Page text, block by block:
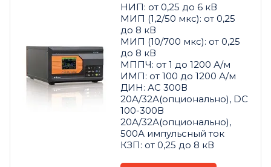
НИП: от 0,25 до 6 кВ
МИП (1,2/50 мкс): от 0,25
до 8 кВ
МИП (10/700 мкс): от 0,25
до 8 кВ
МППЧ: от 1 до 1200 А/м
ИМП: от 100 до 1200 А/м
ДИН: АС 300В
20А/32А(опционально), DС
100-300В
20А/32А(опционально),
500А импульсный ток
КЗП: от 0,25 до 8 кВ